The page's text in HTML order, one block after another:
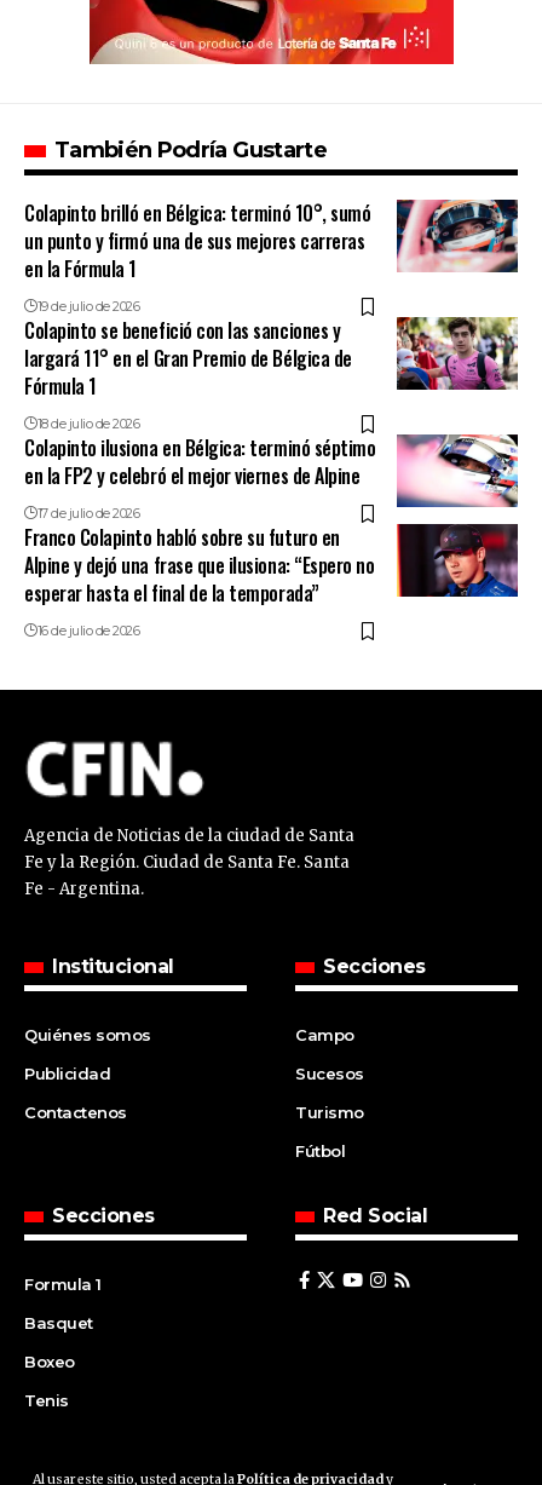
Al usar este sitio, usted acepta laPolítica de privacidady
También Podría Gustarte
Colapinto brilló en Bélgica: terminó 10°, sumó
un punto y firmó una de sus mejores carreras
en la Fórmula 1
19 de julio de 2026
Colapinto se benefició con las sanciones y
largará 11° en el Gran Premio de Bélgica de
Fórmula 1
18 de julio de 2026
Colapinto ilusiona en Bélgica: terminó séptimo
en la FP2 y celebró el mejor viernes de Alpine
17 de julio de 2026
Franco Colapinto habló sobre su futuro en
Alpine y dejó una frase que ilusiona: “Espero no
esperar hasta el final de la temporada”
16 de julio de 2026
Agencia de Noticias de la ciudad de Santa
Fe y la Región. Ciudad de Santa Fe. Santa
Fe - Argentina.
Institucional
Quiénes somos
Publicidad
Contactenos
Secciones
Campo
Sucesos
Turismo
Fútbol
Secciones
Formula 1
Basquet
Boxeo
Tenis
Red Social